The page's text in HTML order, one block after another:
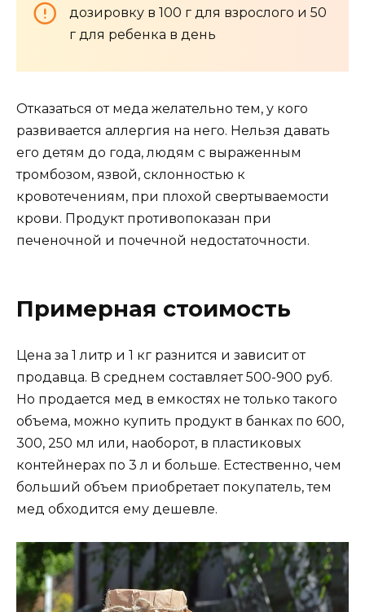
дозировку в 100 г для взрослого и 50
г для ребенка в день
Отказаться от меда желательно тем, у кого
развивается аллергия на него. Нельзя давать
его детям до года, людям с выраженным
тромбозом, язвой, склонностью к
кровотечениям, при плохой свертываемости
крови. Продукт противопоказан при
печеночной и почечной недостаточности.
Примерная стоимость
Цена за 1 литр и 1 кг разнится и зависит от
продавца. В среднем составляет 500-900 руб.
Но продается мед в емкостях не только такого
объема, можно купить продукт в банках по 600,
300, 250 мл или, наоборот, в пластиковых
контейнерах по 3 л и больше. Естественно, чем
больший объем приобретает покупатель, тем
мед обходится ему дешевле.